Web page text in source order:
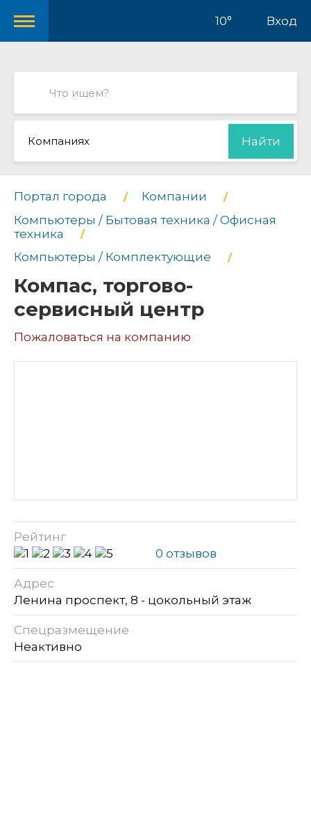
10° Вход
Компаниях Найти
Портал города
Компании
Компьютеры / Бытовая техника / Офисная
техника
Компьютеры / Комплектующие
Компас, торгово-
сервисный центр
Пожаловаться на компанию
Рейтинг
0 отзывов
Адрес
Ленина проспект, 8 - цокольный этаж
Спецразмещение
Неактивно